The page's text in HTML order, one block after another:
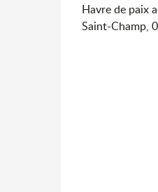
Havre de paix
Saint-Champ,